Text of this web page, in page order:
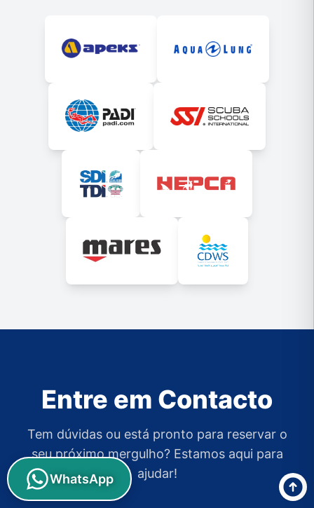
Entre em Contacto
Tem dúvidas ou está pronto para reservar o
seu próximo mergulho? Estamos aqui para
ajudar!
WhatsApp